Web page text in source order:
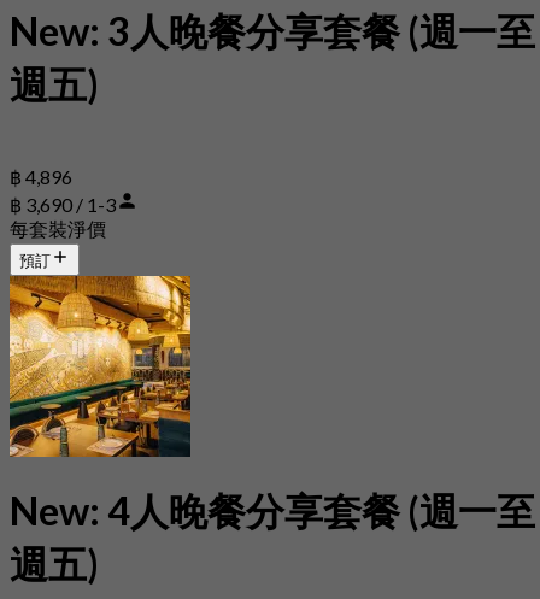
New: 3人晚餐分享套餐 (週一至
週五)
฿ 4,896
฿ 3,690 / 1-3
每套裝淨價
預訂
New: 4人晚餐分享套餐 (週一至
週五)